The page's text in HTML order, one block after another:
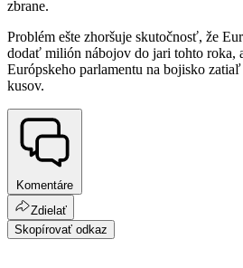
zbrane.
Problém ešte zhoršuje skutočnosť, že
dodať milión nábojov do jari tohto roka,
Európskeho parlamentu na bojisko
kusov.
Komentáre
Zdielať
Skopírovať odkaz